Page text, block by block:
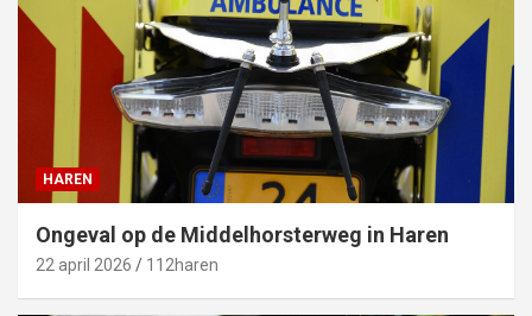
HAREN
Ongeval op de Middelhorsterweg in Haren
22 april 2026 112haren